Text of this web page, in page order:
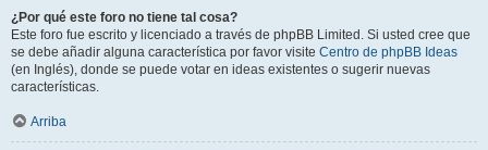
¿Por qué este foro no tiene tal cosa?
Este foro fue escrito y licenciado a través de phpBB Limited. Si usted cree que
se debe añadir alguna característica por favor visite Centro de phpBB Ideas
(en Inglés), donde se puede votar en ideas existentes o sugerir nuevas
características.
Arriba